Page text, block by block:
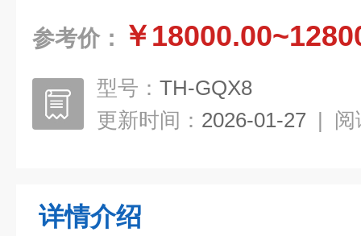
参考价： ￥
型号： TH-GQX8
更新时间： 2026-01-27 | 阅
详情介绍